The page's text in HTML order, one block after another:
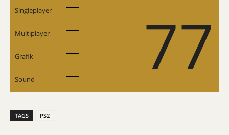
Singleplayer 77
Multiplayer
Grafik
Sound
TAGS PS2